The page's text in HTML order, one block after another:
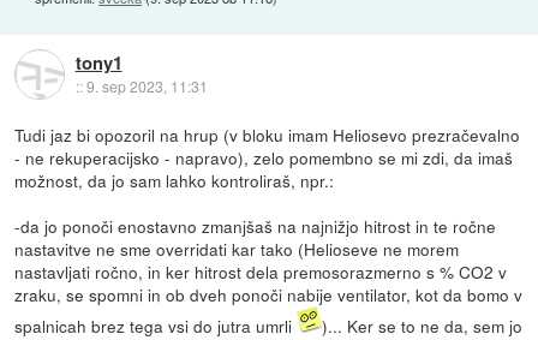
tony1
::9. sep 2023, 11:31
Tudi jaz bi opozoril na hrup (v bloku imam Heliosevo prezračevalno
- ne rekuperacijsko - napravo), zelo pomembno se mi zdi, da imaš
možnost, da jo sam lahko kontroliraš, npr.:
-da jo ponoči enostavno zmanjšaš na najnižjo hitrost in te ročne
nastavitve ne sme overridati kar tako (Helioseve ne morem
nastavljati ročno, in ker hitrost dela premosorazmerno s % CO2 v
zraku, se spomni in ob dveh ponoči nabije ventilator, kot da bomo v
spalnicah brez tega vsi do jutra umrli
)... Ker se to ne da, sem jo